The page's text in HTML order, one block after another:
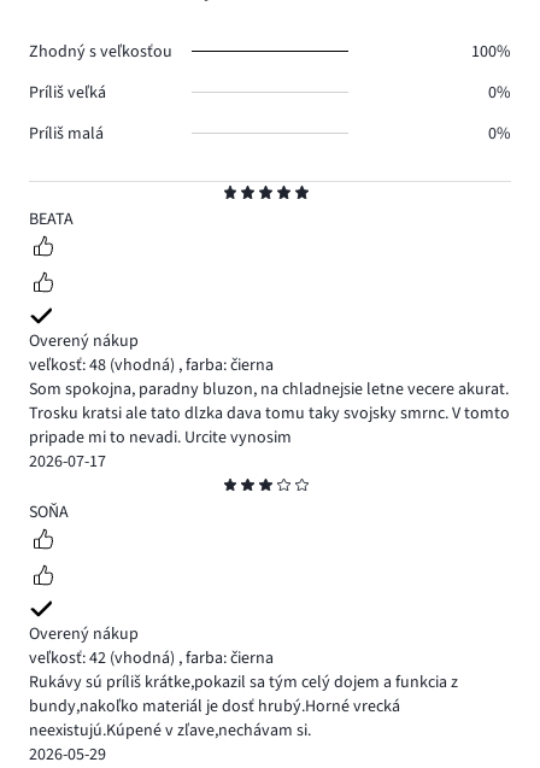
5
BEATA
Overený nákup
veľkosť: 48 (vhodná) ,farba: čierna
Som spokojna, paradny bluzon, na chladnejsie letne vecere akurat.
Trosku kratsi ale tato dlzka dava tomu taky svojsky smrnc. V tomto
pripade mi to nevadi. Urcite vynosim
2026-07-17
3
SOŇA
Overený nákup
veľkosť: 42 (vhodná) ,farba: čierna
Rukávy sú príliš krátke,pokazil sa tým celý dojem a funkcia z
bundy,nakoľko materiál je dosť hrubý.Horné vrecká
neexistujú.Kúpené v zľave,nechávam si.
2026-05-29
Zhodný s veľkosťou
100%
Príliš veľká
0%
Príliš malá
0%